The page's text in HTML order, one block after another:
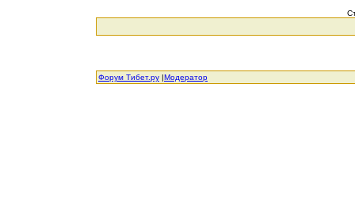
Форум Тибет.ру |Модератор